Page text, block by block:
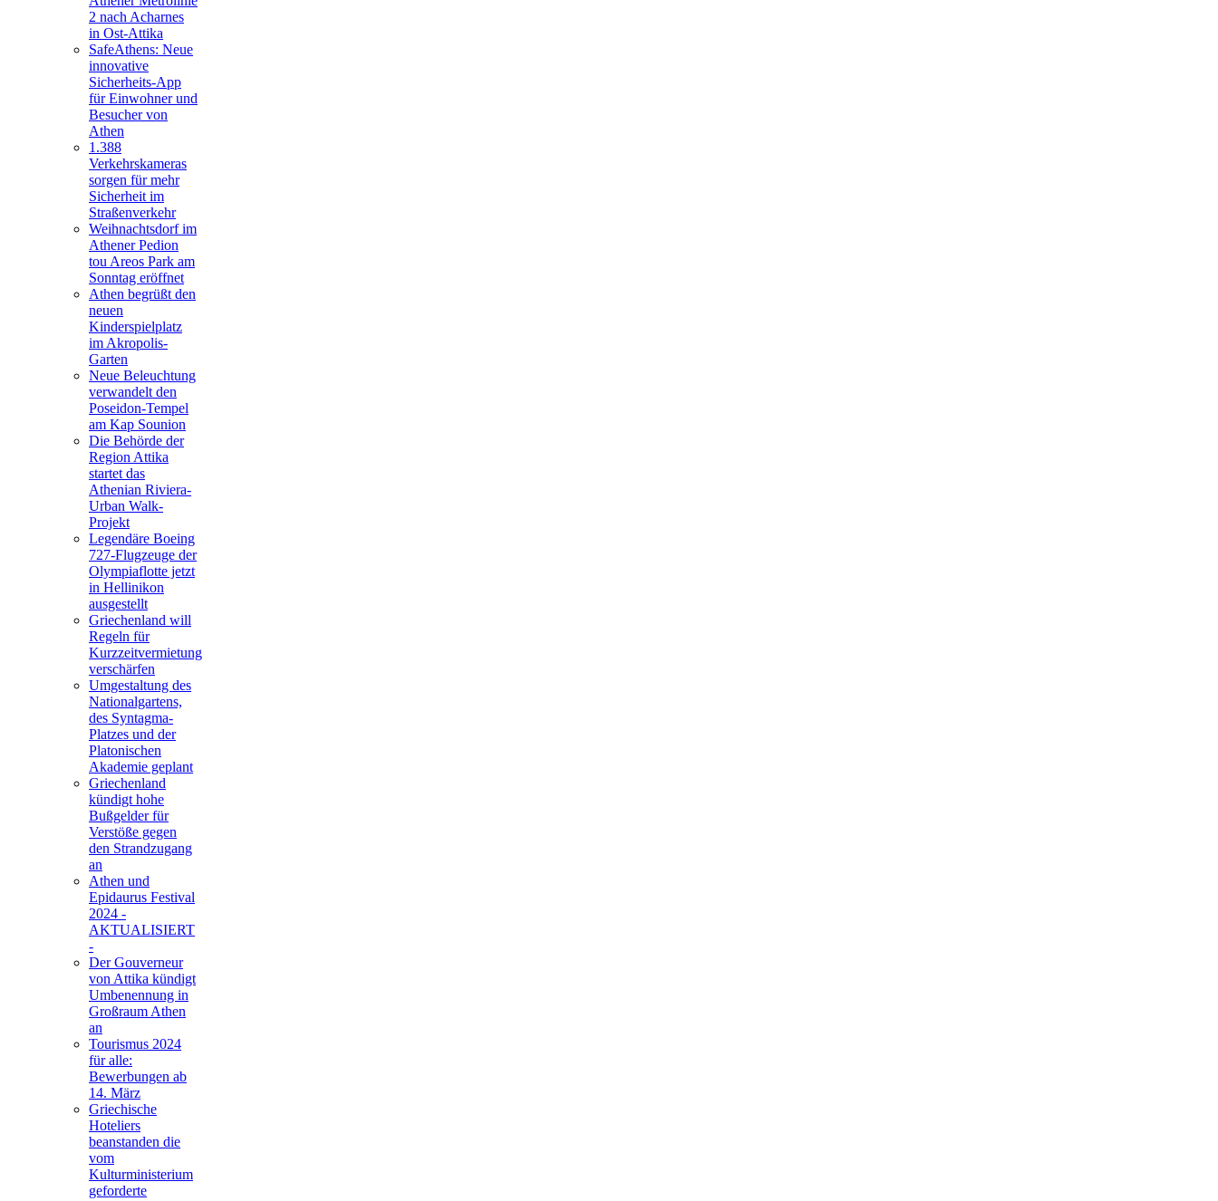
2 nach Acharnes
in Ost-Attika
SafeAthens: Neue
innovative
Sicherheits-App
für Einwohner und
Besucher von
Athen
1.388
Verkehrskameras
sorgen für mehr
Sicherheit im
Straßenverkehr
Weihnachtsdorf im
Athener Pedion
tou Areos Park am
Sonntag eröffnet
Athen begrüßt den
neuen
Kinderspielplatz
im Akropolis-
Garten
Neue Beleuchtung
verwandelt den
Poseidon-Tempel
am Kap Sounion
Die Behörde der
Region Attika
startet das
Athenian Riviera-
Urban Walk-
Projekt
Legendäre Boeing
727-Flugzeuge der
Olympiaflotte jetzt
in Hellinikon
ausgestellt
Griechenland will
Regeln für
Kurzzeitvermietung
verschärfen
Umgestaltung des
Nationalgartens,
des Syntagma-
Platzes und der
Platonischen
Akademie geplant
Griechenland
kündigt hohe
Bußgelder für
Verstöße gegen
den Strandzugang
an
Athen und
Epidaurus Festival
2024 -
AKTUALISIERT
-
Der Gouverneur
von Attika kündigt
Umbenennung in
Großraum Athen
an
Tourismus 2024
für alle:
Bewerbungen ab
14. März
Griechische
Hoteliers
beanstanden die
vom
Kulturministerium
geforderte